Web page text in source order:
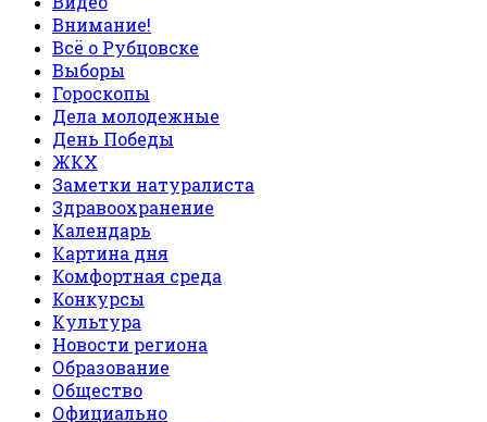
Внимание!
Всё о Рубцовске
Выборы
Гороскопы
Дела молодежные
День Победы
ЖКХ
Заметки натуралиста
Здравоохранение
Календарь
Картина дня
Комфортная среда
Конкурсы
Культура
Новости региона
Образование
Общество
Официально